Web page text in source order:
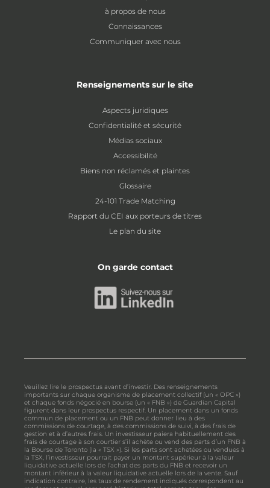
à propos de nous
Connaissances
Communiquer avec nous
Renseignements sur le site
Aspects juridiques
Confidentialité et sécurité
Médias sociaux
Accessibilité
Biens non réclamés et plaintes
Glossaire
24-101 Trade Matching
Rapport du CEI aux porteurs de titres
Le plan du site
On garde contact
Veuillez lire le prospectus avant d’investir. Des renseignements
importants sur chaque organisme de placement collectif (un « OPC »)
et chaque fonds négocié en bourse (un « FNB ») de Guardian Capital
figurent dans leur prospectus respectif. Un placement dans un fonds
commun de placement ou un FNB peut donner lieu à des
commissions de courtage, à des commissions de suivi, à des frais de
gestion et à d’autres frais. Un investisseur paiera habituellement des
frais de courtage à son courtier s’il achète ou vend des parts d’un FNB à
la Bourse de Toronto (la « TSX »). Si les parts sont achetées ou vendues à
la TSX, l’investisseur pourrait payer un montant supérieur à la valeur
liquidative actuelle lors de l’achat des parts du FNB et recevoir un
montant inférieur à la valeur liquidative actuelle lors de la vente. Sauf
indication contraire, les taux de rendement indiqués correspondent au